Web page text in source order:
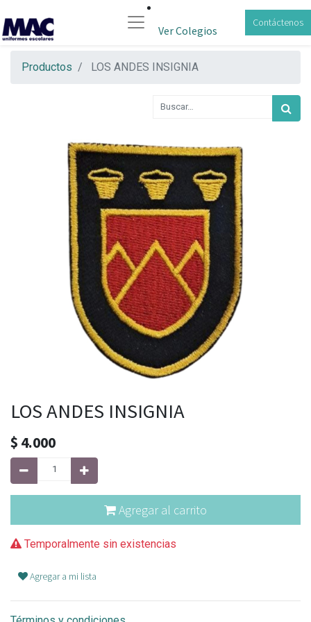
Ver Colegios
Contáctenos
Productos LOS ANDES INSIGNIA
LOS ANDES INSIGNIA
$ 4.000
Agregar al carrito
Temporalmente sin existencias
Agregar a mi lista